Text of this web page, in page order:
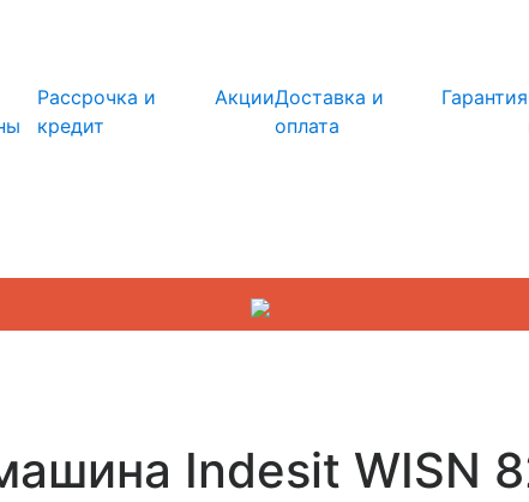
Рассрочка и
кредит
АкцииДоставка и
оплата
Гарантия
Indesit WISN